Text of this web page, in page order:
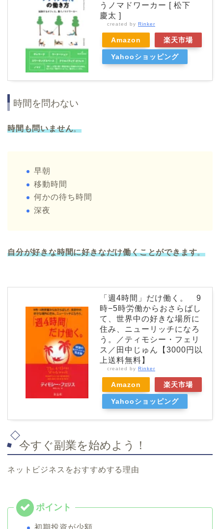
うノマドワーカー [ 松下
慶太 ]
created by Rinker
Amazon 楽天市場
Yahooショッピング
時間を問わない
時間も問いません。
早朝
移動時間
何かの待ち時間
深夜
自分が好きな時間に好きなだけ働くことができます。
「週4時間」だけ働く。 9
時−5時労働からおさらばし
て、世界中の好きな場所に
住み、ニューリッチになろ
う。／ティモシー・フェリ
ス／田中じゅん【3000円以
上送料無料】
created by Rinker
Amazon 楽天市場
Yahooショッピング
今すぐ副業を始めよう！
ネットビジネスをおすすめする理由
初期投資が少額